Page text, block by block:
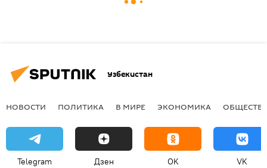
Узбекистан
НОВОСТИ ПОЛИТИКА В МИРЕ ЭКОНОМИКА
Telegram Дзен OK VK